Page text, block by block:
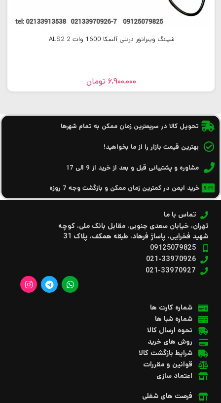
شیلنگ ویبراتور دریلی آلسکا 1600 وات 2 ALS2
6,900,000 تومان
تحویل کالا در سریعترین زمان ممکن به تمام شهرها
بهترین قیمت بازار را از ما بخواهید!
مشاوره و پشتیبانی قبل و بعد از خرید از 9 الی 17
خرید ایمن در کمترین زمان ممکن و بازگشت وجه 7 روزه
تماس با ما
تهران، خیابان سعدی جنوبی، مقابل بانک ملی، کوچه
شهید فخرایی، پاساژ فرهاد، طبقه همکف، پلاک 31
09125079825
021-33970926
021-33970927
شماره کارت ها
شماره شبا ها
نحوه ارسال کالا
روش های خرید
شرایط بازگشت کالا
قوانین و مقررات
اعتماد سازی
فرصت های شغلی